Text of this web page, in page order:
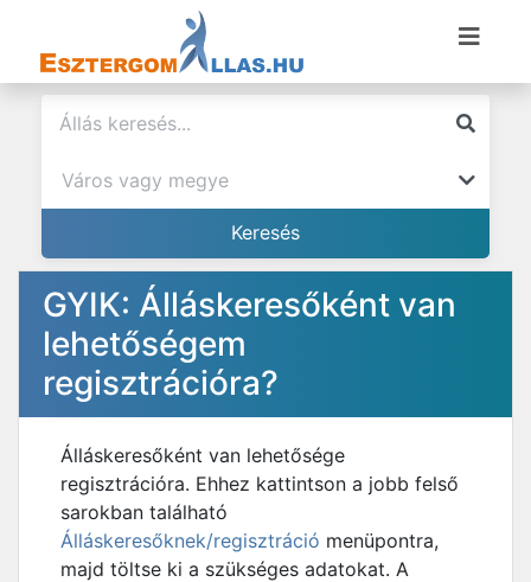
GYIK: Álláskeresőként van
lehetőségem
regisztrációra?
Álláskeresőként van lehetősége
regisztrációra. Ehhez kattintson a jobb felső
sarokban található
Álláskeresőknek/regisztráció menüpontra,
majd töltse ki a szükséges adatokat. A